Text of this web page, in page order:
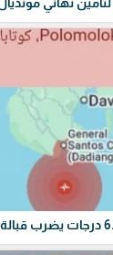
مونديال 2026 بحضور